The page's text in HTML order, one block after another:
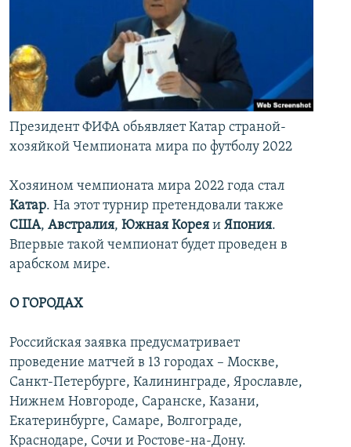
Президент ФИФА обьявляет Катар страной-
хозяйкой Чемпионата мира по футболу 2022
Хозяином чемпионата мира 2022 года стал
Катар. На этот турнир претендовали также
США, Австралия, Южная Корея и Япония.
Впервые такой чемпионат будет проведен в
арабском мире.
О ГОРОДАХ
Российская заявка предусматривает
проведение матчей в 13 городах – Москве,
Санкт-Петербурге, Калининграде, Ярославле,
Нижнем Новгороде, Саранске, Казани,
Екатеринбурге, Самаре, Волгограде,
Краснодаре, Сочи и Ростове-на-Дону.